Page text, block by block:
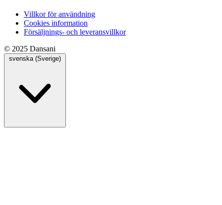
Villkor för användning
Cookies information
Försäljnings- och leveransvillkor
© 2025 Dansani
svenska (Sverige)